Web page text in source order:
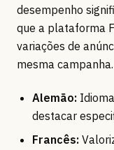
desempenho
que a plataforma
variações de
mesma campanha.
Alemão:
destacar
Francês: